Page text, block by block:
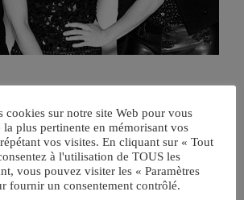
cookies sur notre site Web pour vous
plus pertinente en mémorisant vos
vos visites. En cliquant sur « Tout
à l'utilisation de TOUS les
vous pouvez visiter les « Paramètres
fournir un consentement contrôlé.